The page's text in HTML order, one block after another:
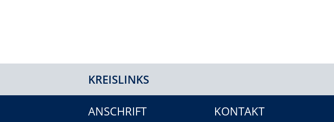
KREISLINKS
ANSCHRIFT KONTAKT